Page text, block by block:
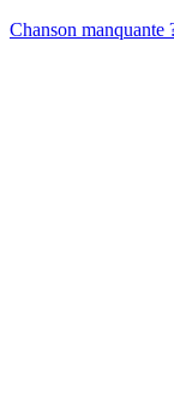
Chanson manquante